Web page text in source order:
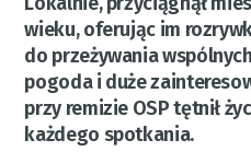
wieku, oferując im
do przeżywania
pogoda i duże
przy remizie OSP tętnił
każdego spotkania.